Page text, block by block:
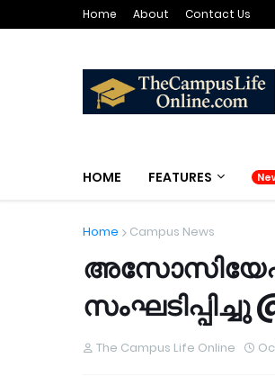
Home About Contact Us
HOME FEATURES
Home Campus News
സംഘടിപ്പിച്ചു
The Campus Life Online